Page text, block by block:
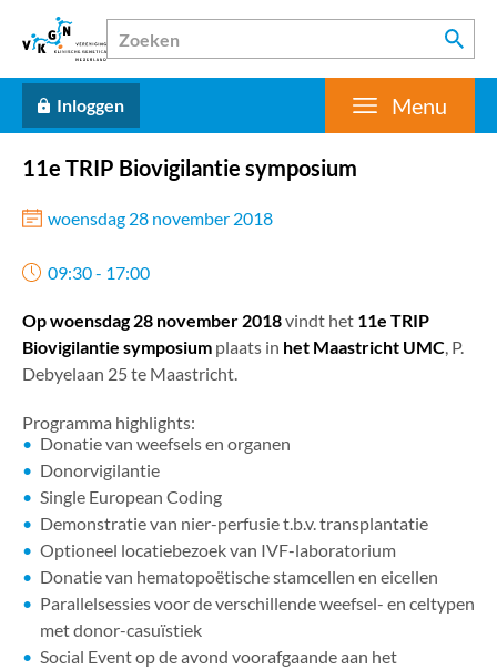
Inloggen Menu
11e TRIP Biovigilantie symposium
woensdag 28 november 2018
09:30 - 17:00
Op woensdag 28 november 2018vindt het 11e TRIP
Biovigilantie symposium plaats in het Maastricht UMC, P.
Debyelaan 25 te Maastricht.
Programma highlights:
Donatie van weefsels en organen
Donorvigilantie
Single European Coding
Demonstratie van nier-perfusie t.b.v. transplantatie
Optioneel locatiebezoek van IVF-laboratorium
Donatie van hematopoëtische stamcellen en eicellen
Parallelsessies voor de verschillende weefsel- en celtypen
met donor-casuïstiek
Social Event op de avond voorafgaande aan het